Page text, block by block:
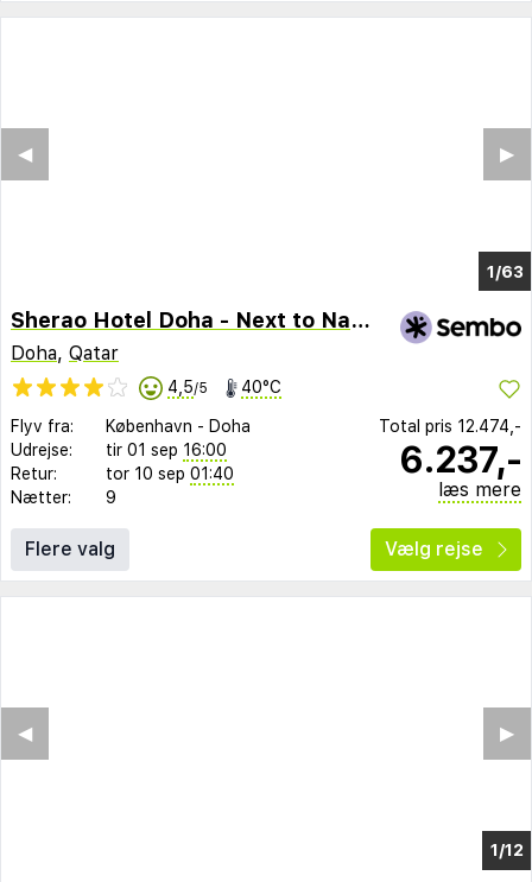
1/59
▶︎
◀︎
Sherao Hotel Doha - Next to National Museum of Qatar & Metro
Doha, Qatar
4,5/5 40°C
Flyv fra: København - Doha
Udrejse:
tir 01 sep 16:00
Retur:
tor 10 sep 01:40
Nætter:
9
Total pris 12.474,-
6.237,-
læs mere
Flere valg Vælg rejse
1/8
▶︎
◀︎